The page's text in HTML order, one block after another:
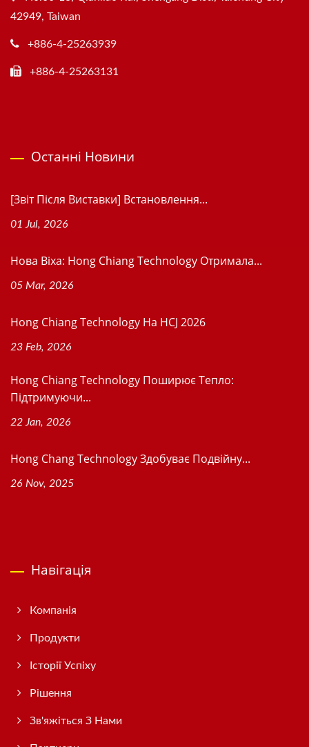
42949, Taiwan
+886-4-25263939
+886-4-25263131
Останні Новини
[Звіт Після Виставки] Встановлення...
01 Jul, 2026
Нова Віхa: Hong Chiang Technology Отримала...
05 Mar, 2026
Hong Chiang Technology На HCJ 2026
23 Feb, 2026
Hong Chiang Technology Поширює Тепло:
Підтримуючи...
22 Jan, 2026
Hong Chang Technology Здобуває Подвійну...
26 Nov, 2025
Навігація
Компанія
Продукти
Історії Успіху
Рішення
Зв'яжіться З Нами